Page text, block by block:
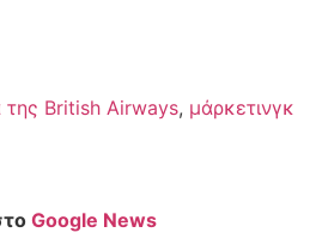
της British Airways, μάρκετινγκ
Google News